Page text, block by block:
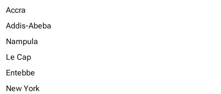
Accra
Addis-Abeba
Nampula
Le Cap
Entebbe
New York